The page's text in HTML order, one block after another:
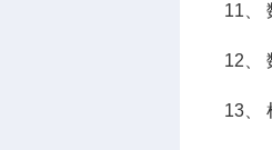
11、
12、
13、